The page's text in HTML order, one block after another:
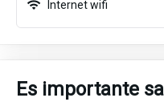
Internet wifi
Es importante